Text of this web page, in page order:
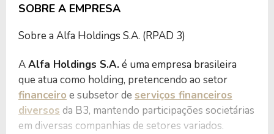
SOBRE A EMPRESA
Sobre a Alfa Holdings S.A. (RPAD 3)
AAlfa Holdings S.A.é uma empresa brasileira
que atua como holding, pretencendo ao setor
financeiro e subsetor de serviços financeiros
diversos da B3, mantendo participações societárias
em diversas companhias de setores variados.